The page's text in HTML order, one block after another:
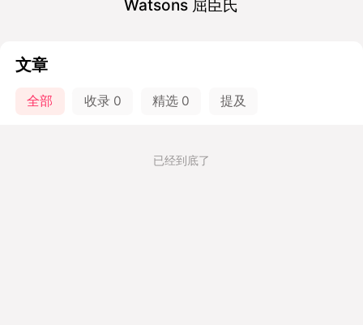
Watsons 屈臣氏
文章
全部 收录 0 精选 0 提及
已经到底了